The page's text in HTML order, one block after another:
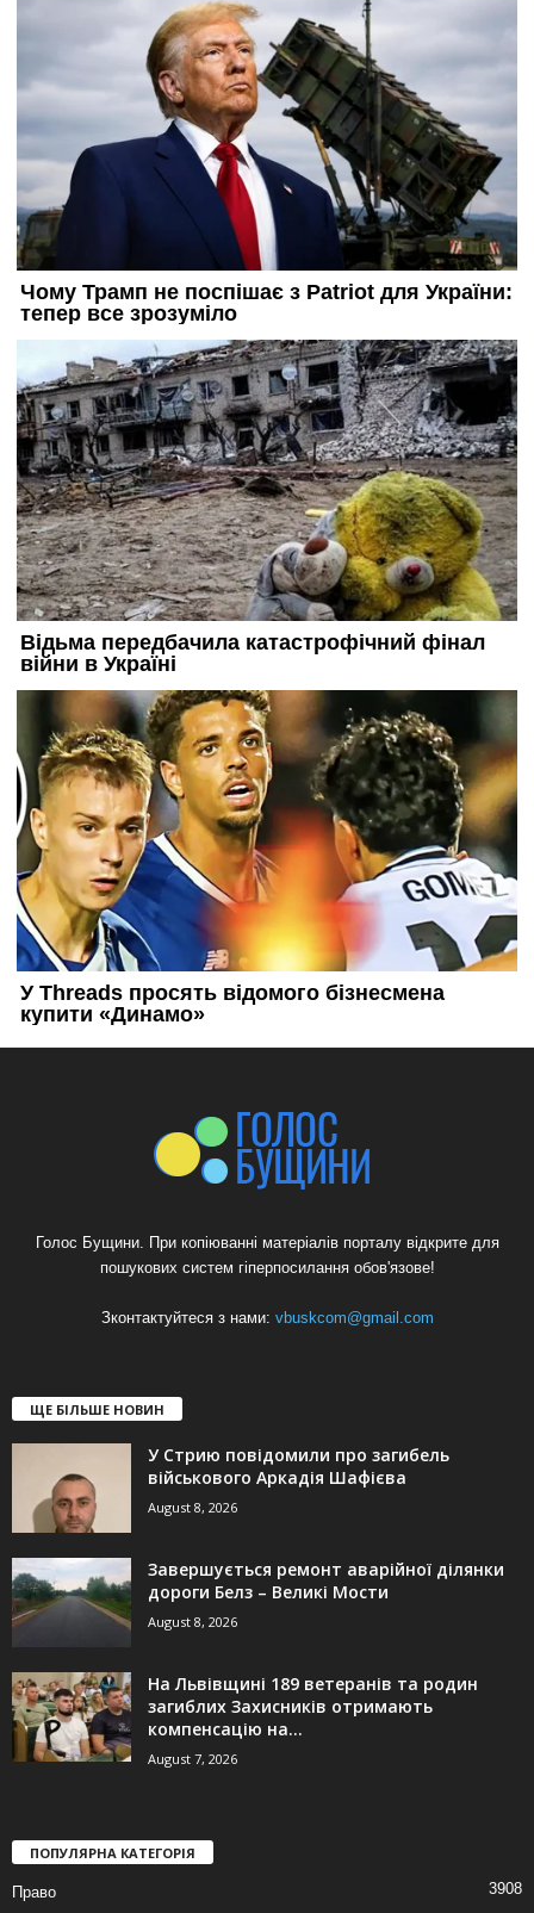
Голос Бущини. При копіюванні матеріалів порталу відкрите для
пошукових систем гіперпосилання обов'язове!
Зконтактуйтеся з нами: vbuskcom@gmail.com
ЩЕ БІЛЬШЕ НОВИН
У Стрию повідомили про загибель
військового Аркадія Шафієва
August 8, 2026
Завершується ремонт аварійної ділянки
дороги Белз – Великі Мости
August 8, 2026
На Львівщині 189 ветеранів та родин
загиблих Захисників отримають
компенсацію на...
August 7, 2026
ПОПУЛЯРНА КАТЕГОРІЯ
Право 3908